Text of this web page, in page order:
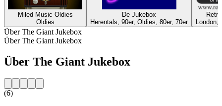
Miled Music Oldies
Oldies
De Jukebox
Herentals, 90er, Oldies, 80er, 70er
Über The Giant Jukebox
Über The Giant Jukebox
Über The Giant Jukebox
(6)